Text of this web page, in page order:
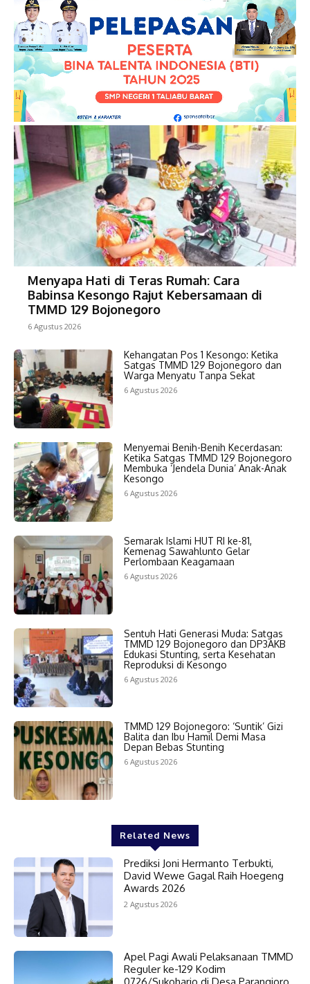
Menyapa Hati di Teras Rumah: Cara
Babinsa Kesongo Rajut Kebersamaan di
TMMD 129 Bojonegoro
6 Agustus 2026
Kehangatan Pos 1 Kesongo: Ketika
Satgas TMMD 129 Bojonegoro dan
Warga Menyatu Tanpa Sekat
6 Agustus 2026
Menyemai Benih-Benih Kecerdasan:
Ketika Satgas TMMD 129 Bojonegoro
Membuka ‘Jendela Dunia’ Anak-Anak
Kesongo
6 Agustus 2026
Semarak Islami HUT RI ke-81,
Kemenag Sawahlunto Gelar
Perlombaan Keagamaan
6 Agustus 2026
Sentuh Hati Generasi Muda: Satgas
TMMD 129 Bojonegoro dan DP3AKB
Edukasi Stunting, serta Kesehatan
Reproduksi di Kesongo
6 Agustus 2026
TMMD 129 Bojonegoro: ‘Suntik’ Gizi
Balita dan Ibu Hamil Demi Masa
Depan Bebas Stunting
6 Agustus 2026
Related News
Prediksi Joni Hermanto Terbukti,
David Wewe Gagal Raih Hoegeng
Awards 2026
2 Agustus 2026
Apel Pagi Awali Pelaksanaan TMMD
Reguler ke-129 Kodim
0726/Sukoharjo di Desa Parangjoro